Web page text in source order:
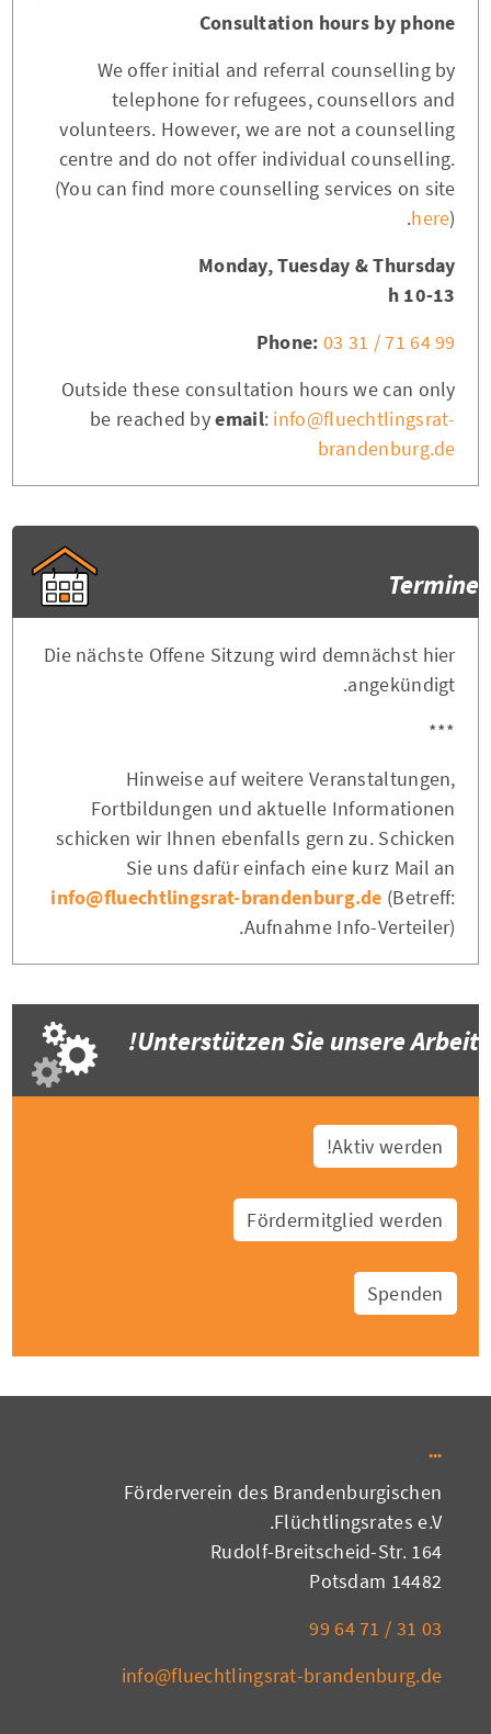
Consultation hours by phone
We offer initial and referral counselling by
telephone for refugees, counsellors and
volunteers. However, we are not a counselling
centre and do not offer individual counselling.
(You can find more counselling services on site
here).
Monday, Tuesday & Thursday
10-13 h
Phone: 03 31 / 71 64 99
Outside these consultation hours we can only
be reached byemail: info@fluechtlingsrat-
brandenburg.de
Termine
Die nächste Offene Sitzung wird demnächst hier
angekündigt.
***
Hinweise auf weitere Veranstaltungen,
Fortbildungen und aktuelle Informationen
schicken wir Ihnen ebenfalls gern zu. Schicken
Sie uns dafür einfach eine kurz Mail an
info@fluechtlingsrat-brandenburg.de (Betreff:
Aufnahme Info-Verteiler).
Unterstützen Sie unsere Arbeit!
Aktiv werden!
Fördermitglied werden
Spenden
Förderverein des Brandenburgischen
Flüchtlingsrates e.V.
Rudolf-Breitscheid-Str. 164
14482 Potsdam
03 31 / 71 64 99
info@fluechtlingsrat-brandenburg.de